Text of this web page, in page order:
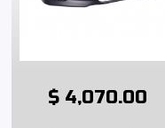
$ 4,070.00